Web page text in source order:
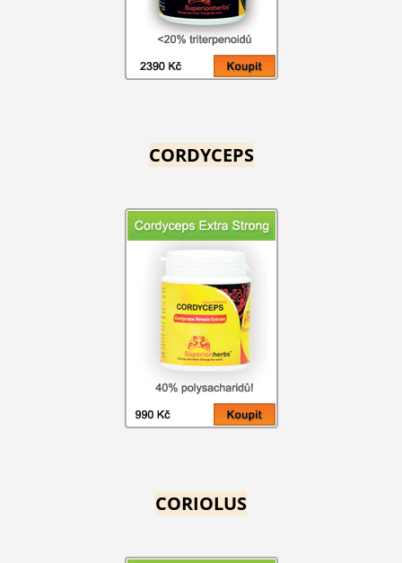
CORDYCEPS
CORIOLUS